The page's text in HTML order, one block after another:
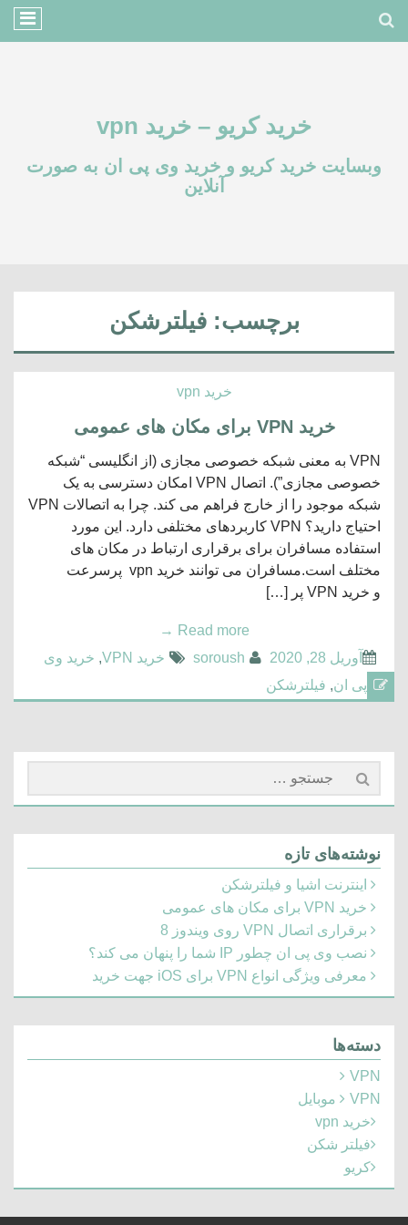
خرید کریو – خرید vpn
وبسایت خرید کریو و خرید وی پی ان به صورت
آنلاین
برچسب:فیلترشکن
خرید vpn
خرید VPN برای مکان های عمومی
VPN به معنی شبکه خصوصی مجازی (از انگلیسی “شبکه
خصوصی مجازی”). اتصال VPN امکان دسترسی به یک
شبکه موجود را از خارج فراهم می کند. چرا به اتصالات VPN
احتیاج دارید؟ VPN کاربردهای مختلفی دارد. این مورد
استفاده مسافران برای برقراری ارتباط در مکان های
مختلف است.مسافران می توانند خرید vpn پرسرعت
و خرید VPN پر […]
Read more
→
آوریل 28, 2020
soroush خرید VPN , خرید وی
پی ان, فیلترشکن
جستجو
برای:
نوشته‌های تازه
اینترنت اشیا و فیلترشکن
خرید VPN برای مکان های عمومی
برقراری اتصال VPN روی ویندوز 8
نصب وی پی ان چطور IP شما را پنهان می کند؟
معرفی ویژگی انواع VPN برای iOS جهت خرید
دسته‌ها
VPN
VPN موبایل
خرید vpn
فیلتر شکن
کریو